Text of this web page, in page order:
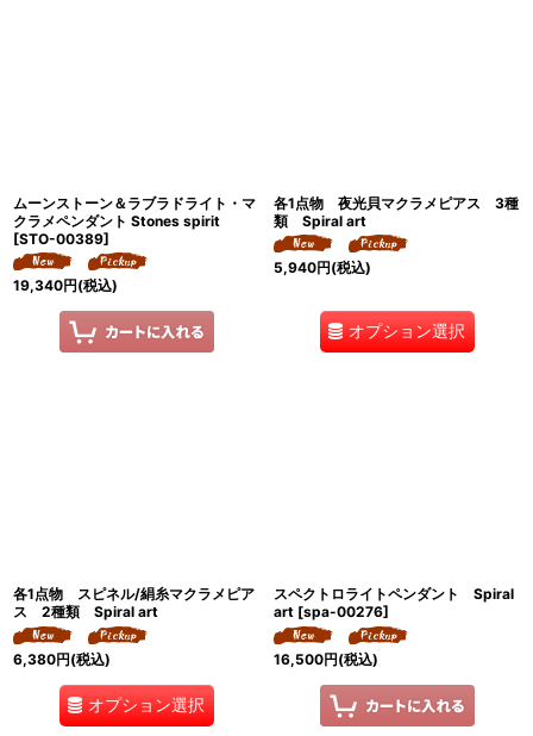
ムーンストーン＆ラブラドライト・マ
クラメペンダント Stones spirit
[STO-00389]
19,340円(税込)
各1点物 夜光貝マクラメピアス 3種
類 Spiral art
5,940円(税込)
オプション選択
各1点物 スピネル/絹糸マクラメピア
ス 2種類 Spiral art
6,380円(税込)
オプション選択
スペクトロライトペンダント Spiral
art [spa-00276]
16,500円(税込)